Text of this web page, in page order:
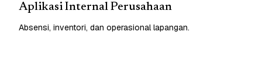
Aplikasi Internal Perusahaan
Absensi, inventori, dan operasional lapangan.